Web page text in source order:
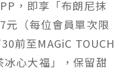
，即享「布朗尼抹
元（每位會員單次限
前至MAGiC TOUCH
心大福」，保留甜